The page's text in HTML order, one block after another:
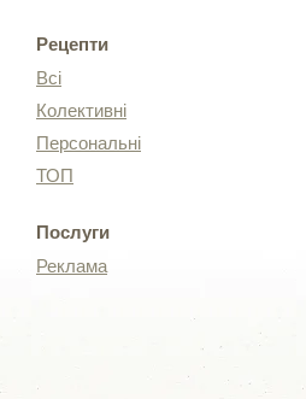
Рецепти
Всі
Колективні
Персональні
ТОП
Послуги
Реклама